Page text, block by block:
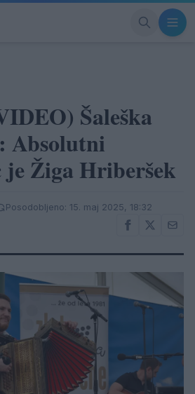
Šaleška
Absolutni
je Žiga Hriberšek
Posodobljeno: 15. maj 2025, 18:32